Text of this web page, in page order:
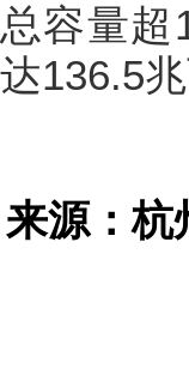
总容量超
达136.5兆
来源：